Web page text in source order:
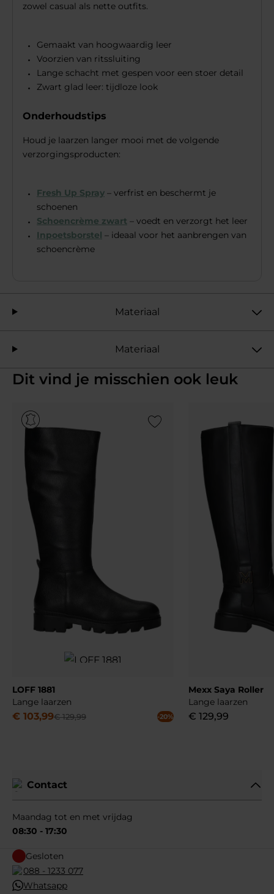
zowel casual als nette outfits.
Gemaakt van hoogwaardig leer
Voorzien van ritssluiting
Lange schacht met gespen voor een stoer detail
Zwart glad leer: tijdloze look
Onderhoudstips
Houd je laarzen langer mooi met de volgende
verzorgingsproducten:
Fresh Up Spray – verfrist en beschermt je
schoenen
Schoencrème zwart – voedt en verzorgt het leer
Inpoetsborstel – ideaal voor het aanbrengen van
schoencrème
Materiaal
Materiaal
Dit vind je misschien ook leuk
Add to Wishlist
LOFF 1881
Lange laarzen
€ 103,99€ 129,99 -20%
Mexx Saya Roller
Lange laarzen
€ 129,99
Contact
Maandag tot en met vrijdag
08:30 - 17:30
Gesloten
088 - 1233 077
Whatsapp